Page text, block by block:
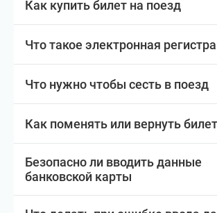
Как купить билет на поезд
Что такое электронная
Что нужно чтобы сесть в поезд
Как поменять или вернуть билет
Безопасно ли вводить данные
банковской карты